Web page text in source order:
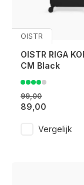
OISTR
OISTR RIGA
CM Black
99,00
89,00
Vergelijk